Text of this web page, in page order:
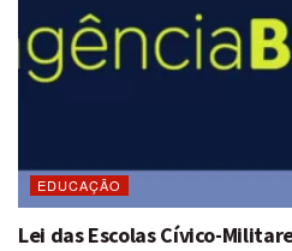
EDUCAÇÃO
Lei das Escolas Cívico-